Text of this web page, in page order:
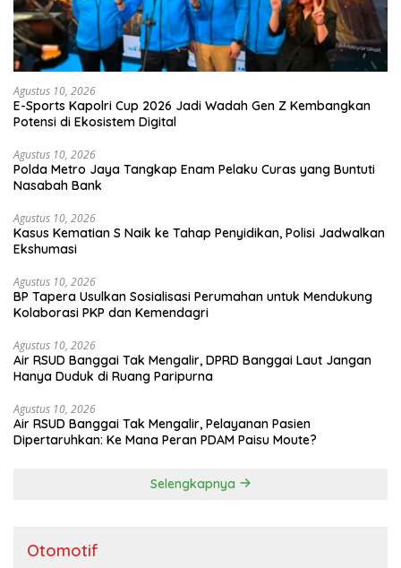
Agustus 10, 2026
E-Sports Kapolri Cup 2026 Jadi Wadah Gen Z Kembangkan
Potensi di Ekosistem Digital
Agustus 10, 2026
Polda Metro Jaya Tangkap Enam Pelaku Curas yang Buntuti
Nasabah Bank
Agustus 10, 2026
Kasus Kematian S Naik ke Tahap Penyidikan, Polisi Jadwalkan
Ekshumasi
Agustus 10, 2026
BP Tapera Usulkan Sosialisasi Perumahan untuk Mendukung
Kolaborasi PKP dan Kemendagri
Agustus 10, 2026
Air RSUD Banggai Tak Mengalir, DPRD Banggai Laut Jangan
Hanya Duduk di Ruang Paripurna
Agustus 10, 2026
Air RSUD Banggai Tak Mengalir, Pelayanan Pasien
Dipertaruhkan: Ke Mana Peran PDAM Paisu Moute?
Selengkapnya
Otomotif